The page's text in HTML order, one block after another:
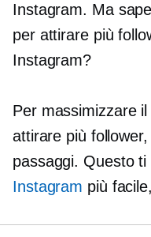
Instagram. Ma
per attirare più
Instagram?
Per massimizzare
attirare più
passaggi. Questo
Instagram più